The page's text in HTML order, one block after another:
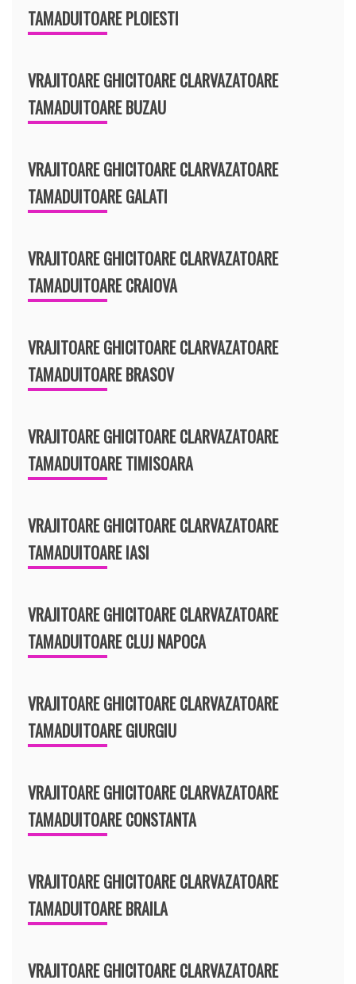
TAMADUITOARE PLOIESTI
VRAJITOARE GHICITOARE CLARVAZATOARE
TAMADUITOARE BUZAU
VRAJITOARE GHICITOARE CLARVAZATOARE
TAMADUITOARE GALATI
VRAJITOARE GHICITOARE CLARVAZATOARE
TAMADUITOARE CRAIOVA
VRAJITOARE GHICITOARE CLARVAZATOARE
TAMADUITOARE BRASOV
VRAJITOARE GHICITOARE CLARVAZATOARE
TAMADUITOARE TIMISOARA
VRAJITOARE GHICITOARE CLARVAZATOARE
TAMADUITOARE IASI
VRAJITOARE GHICITOARE CLARVAZATOARE
TAMADUITOARE CLUJ NAPOCA
VRAJITOARE GHICITOARE CLARVAZATOARE
TAMADUITOARE GIURGIU
VRAJITOARE GHICITOARE CLARVAZATOARE
TAMADUITOARE CONSTANTA
VRAJITOARE GHICITOARE CLARVAZATOARE
TAMADUITOARE BRAILA
VRAJITOARE GHICITOARE CLARVAZATOARE